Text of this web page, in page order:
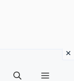
Menu